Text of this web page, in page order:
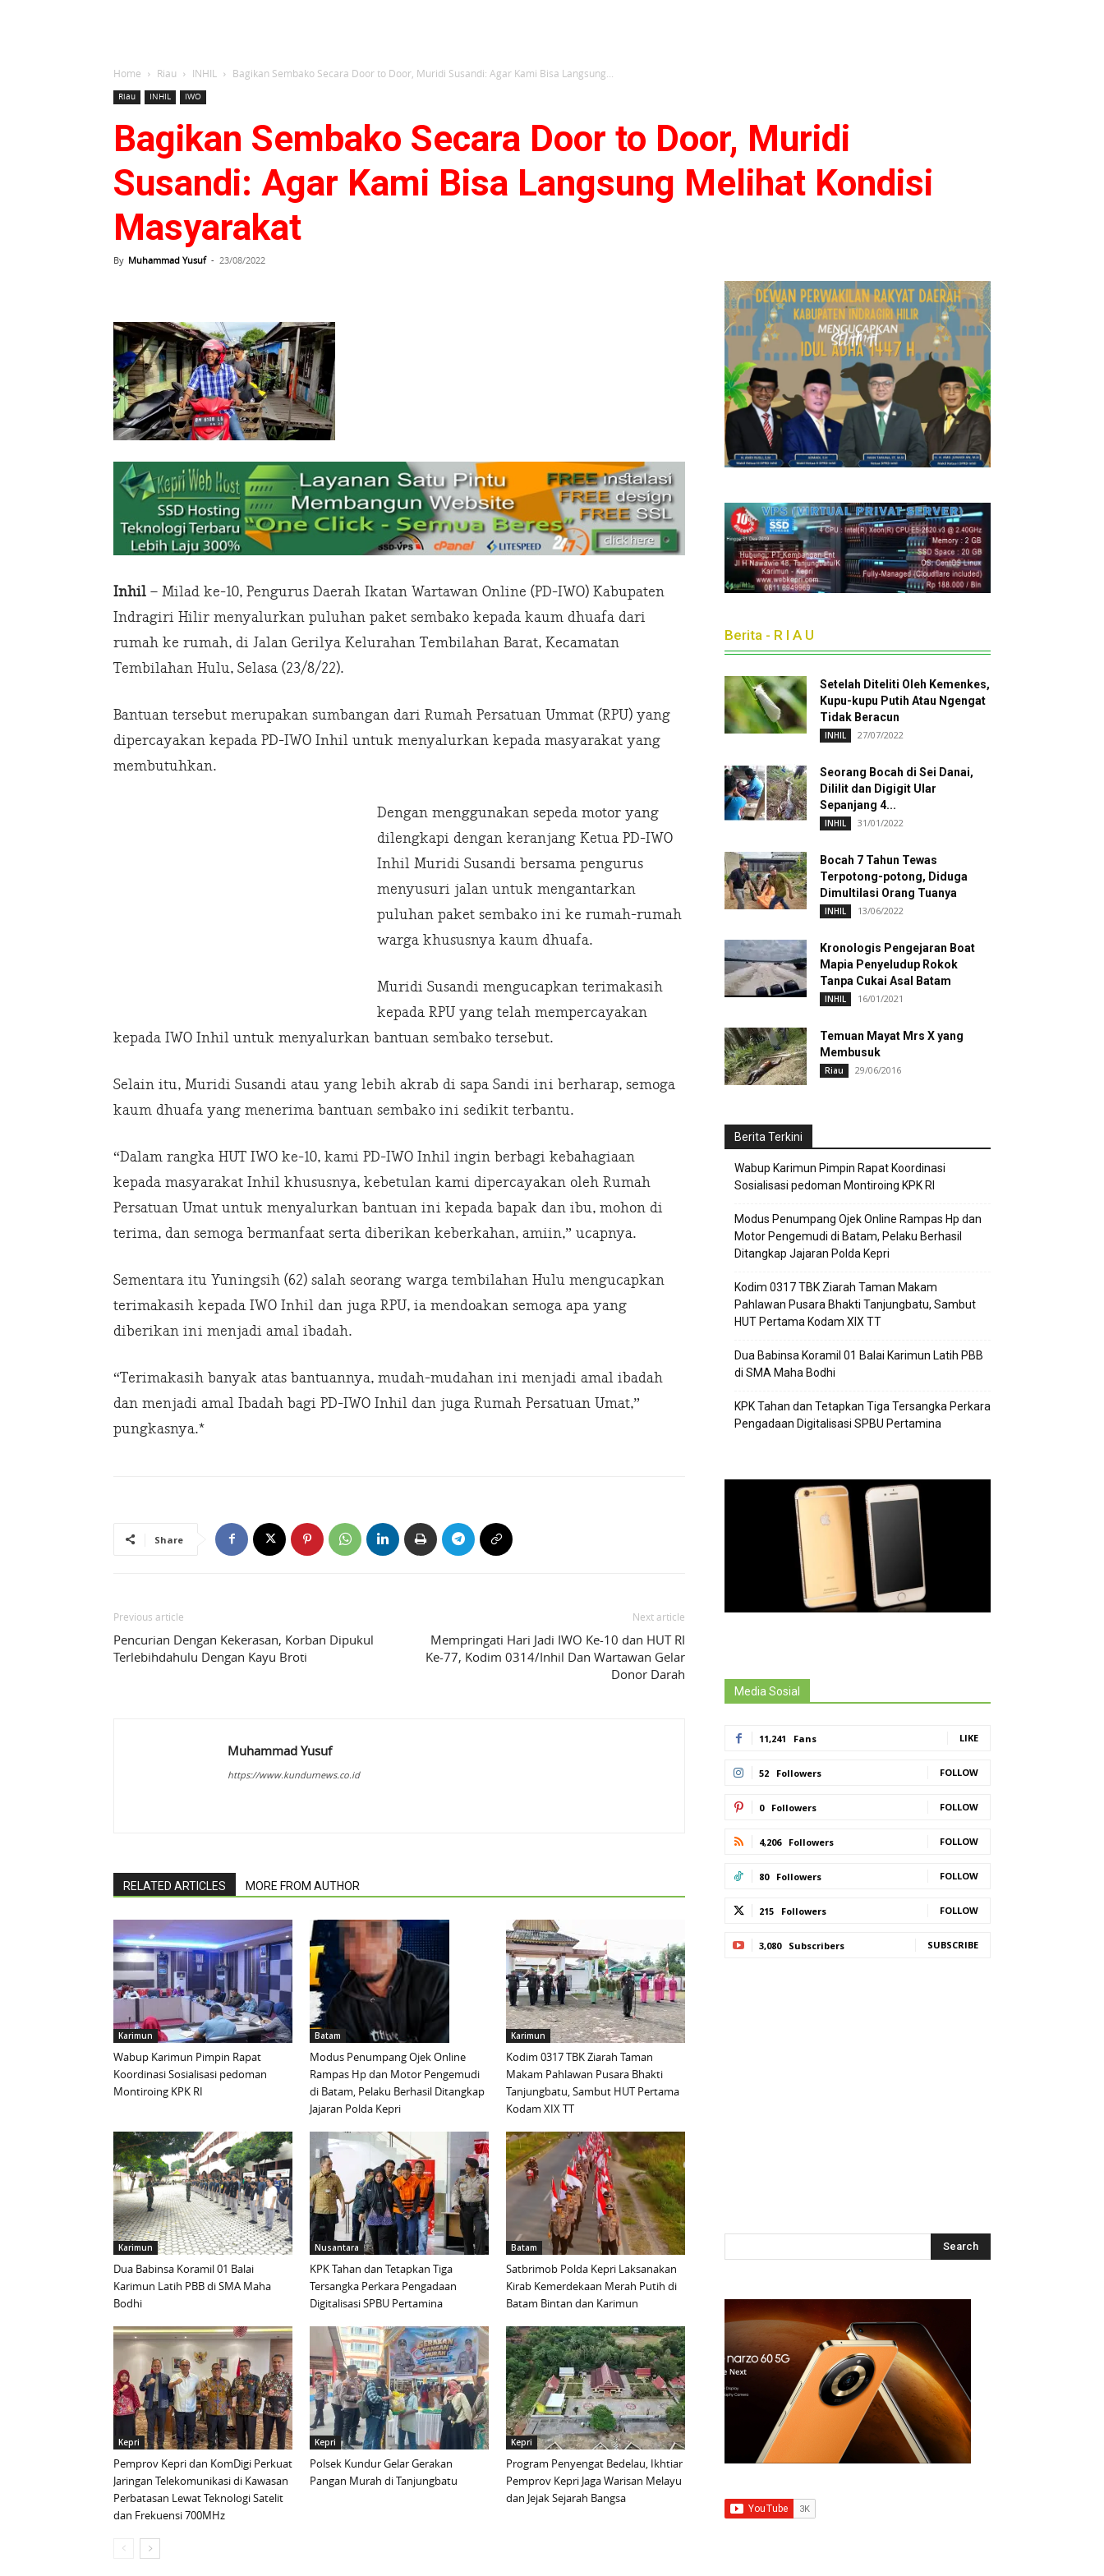
Home Riau INHIL Bagikan Sembako Secara Door to Door, Muridi Susandi: Agar Kami Bisa Langsung...
Riau INHIL IWO
Bagikan Sembako Secara Door to Door, Muridi
Susandi: Agar Kami Bisa Langsung Melihat Kondisi
Masyarakat
By Muhammad Yusuf - 23/08/2022
Inhil – Milad ke-10, Pengurus Daerah Ikatan Wartawan Online (PD-IWO) Kabupaten
Indragiri Hilir menyalurkan puluhan paket sembako kepada kaum dhuafa dari
rumah ke rumah, di Jalan Gerilya Kelurahan Tembilahan Barat, Kecamatan
Tembilahan Hulu, Selasa (23/8/22).
Bantuan tersebut merupakan sumbangan dari Rumah Persatuan Ummat (RPU) yang
dipercayakan kepada PD-IWO Inhil untuk menyalurkan kepada masyarakat yang
membutuhkan.
Dengan menggunakan sepeda motor yang
dilengkapi dengan keranjang Ketua PD-IWO
Inhil Muridi Susandi bersama pengurus
menyusuri jalan untuk mengantarkan
puluhan paket sembako ini ke rumah-rumah
warga khususnya kaum dhuafa.
Muridi Susandi mengucapkan terimakasih
kepada RPU yang telah mempercayakan
kepada IWO Inhil untuk menyalurkan bantuan sembako tersebut.
Selain itu, Muridi Susandi atau yang lebih akrab di sapa Sandi ini berharap, semoga
kaum dhuafa yang menerima bantuan sembako ini sedikit terbantu.
“Dalam rangka HUT IWO ke-10, kami PD-IWO Inhil ingin berbagi kebahagiaan
kepada masyarakat Inhil khususnya, kebetulan kami dipercayakan oleh Rumah
Persatuan Umat untuk menyalurkan bantuan ini kepada bapak dan ibu, mohon di
terima, dan semoga bermanfaat serta diberikan keberkahan, amiin,” ucapnya.
Sementara itu Yuningsih (62) salah seorang warga tembilahan Hulu mengucapkan
terimakasih kepada IWO Inhil dan juga RPU, ia mendoakan semoga apa yang
diberikan ini menjadi amal ibadah.
“Terimakasih banyak atas bantuannya, mudah-mudahan ini menjadi amal ibadah
dan menjadi amal Ibadah bagi PD-IWO Inhil dan juga Rumah Persatuan Umat,”
pungkasnya.*
Share
Previous article
Pencurian Dengan Kekerasan, Korban Dipukul
Terlebihdahulu Dengan Kayu Broti
Next article
Mempringati Hari Jadi IWO Ke-10 dan HUT RI
Ke-77, Kodim 0314/Inhil Dan Wartawan Gelar
Donor Darah
Muhammad Yusuf
https://www.kundurnews.co.id
RELATED ARTICLES MORE FROM AUTHOR
Karimun
Wabup Karimun Pimpin Rapat
Koordinasi Sosialisasi pedoman
Montiroing KPK RI
Batam
Modus Penumpang Ojek Online
Rampas Hp dan Motor Pengemudi
di Batam, Pelaku Berhasil Ditangkap
Jajaran Polda Kepri
Karimun
Kodim 0317 TBK Ziarah Taman
Makam Pahlawan Pusara Bhakti
Tanjungbatu, Sambut HUT Pertama
Kodam XIX TT
Karimun
Dua Babinsa Koramil 01 Balai
Karimun Latih PBB di SMA Maha
Bodhi
Nusantara
KPK Tahan dan Tetapkan Tiga
Tersangka Perkara Pengadaan
Digitalisasi SPBU Pertamina
Batam
Satbrimob Polda Kepri Laksanakan
Kirab Kemerdekaan Merah Putih di
Batam Bintan dan Karimun
Kepri
Pemprov Kepri dan KomDigi Perkuat
Jaringan Telekomunikasi di Kawasan
Perbatasan Lewat Teknologi Satelit
dan Frekuensi 700MHz
Kepri
Polsek Kundur Gelar Gerakan
Pangan Murah di Tanjungbatu
Kepri
Program Penyengat Bedelau, Ikhtiar
Pemprov Kepri Jaga Warisan Melayu
dan Jejak Sejarah Bangsa
Berita - R I A U
Setelah Diteliti Oleh Kemenkes,
Kupu-kupu Putih Atau Ngengat
Tidak Beracun
INHIL 27/07/2022
Seorang Bocah di Sei Danai,
Dililit dan Digigit Ular
Sepanjang 4...
INHIL 31/01/2022
Bocah 7 Tahun Tewas
Terpotong-potong, Diduga
Dimultilasi Orang Tuanya
INHIL 13/06/2022
Kronologis Pengejaran Boat
Mapia Penyeludup Rokok
Tanpa Cukai Asal Batam
INHIL 16/01/2021
Temuan Mayat Mrs X yang
Membusuk
Riau 29/06/2016
Berita Terkini
Wabup Karimun Pimpin Rapat Koordinasi
Sosialisasi pedoman Montiroing KPK RI
Modus Penumpang Ojek Online Rampas Hp dan
Motor Pengemudi di Batam, Pelaku Berhasil
Ditangkap Jajaran Polda Kepri
Kodim 0317 TBK Ziarah Taman Makam
Pahlawan Pusara Bhakti Tanjungbatu, Sambut
HUT Pertama Kodam XIX TT
Dua Babinsa Koramil 01 Balai Karimun Latih PBB
di SMA Maha Bodhi
KPK Tahan dan Tetapkan Tiga Tersangka Perkara
Pengadaan Digitalisasi SPBU Pertamina
Media Sosial
11,241 Fans LIKE
52 Followers FOLLOW
0 Followers FOLLOW
4,206 Followers FOLLOW
80 Followers FOLLOW
215 Followers FOLLOW
3,080 Subscribers SUBSCRIBE